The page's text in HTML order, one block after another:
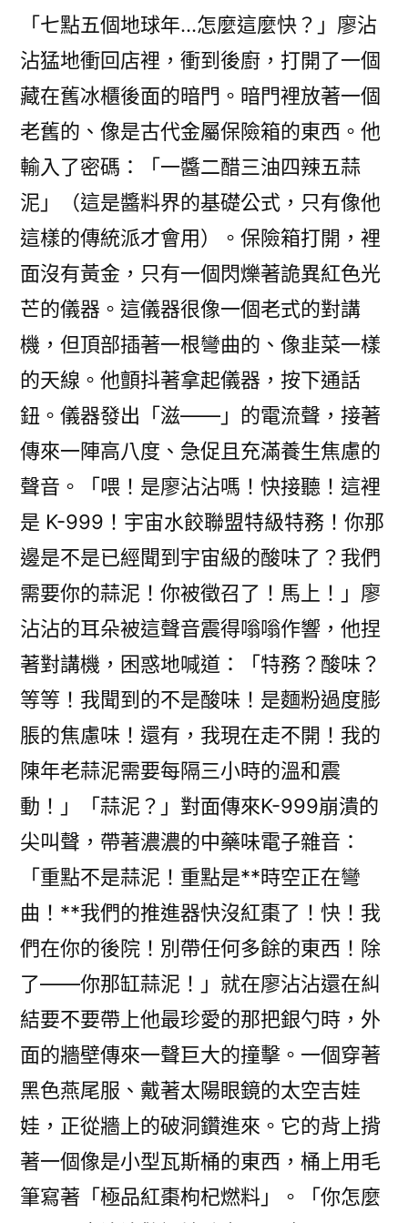
「七點五個地球年…怎麼這麼快？」廖沾
沾猛地衝回店裡，衝到後廚，打開了一個
藏在舊冰櫃後面的暗門。暗門裡放著一個
老舊的、像是古代金屬保險箱的東西。他
輸入了密碼：「一醬二醋三油四辣五蒜
泥」（這是醬料界的基礎公式，只有像他
這樣的傳統派才會用）。保險箱打開，裡
面沒有黃金，只有一個閃爍著詭異紅色光
芒的儀器。這儀器很像一個老式的對講
機，但頂部插著一根彎曲的、像韭菜一樣
的天線。他顫抖著拿起儀器，按下通話
鈕。儀器發出「滋——」的電流聲，接著
傳來一陣高八度、急促且充滿養生焦慮的
聲音。「喂！是廖沾沾嗎！快接聽！這裡
是 K-999！宇宙水餃聯盟特級特務！你那
邊是不是已經聞到宇宙級的酸味了？我們
需要你的蒜泥！你被徵召了！馬上！」廖
沾沾的耳朵被這聲音震得嗡嗡作響，他捏
著對講機，困惑地喊道：「特務？酸味？
等等！我聞到的不是酸味！是麵粉過度膨
脹的焦慮味！還有，我現在走不開！我的
陳年老蒜泥需要每隔三小時的溫和震
動！」「蒜泥？」對面傳來K-999崩潰的
尖叫聲，帶著濃濃的中藥味電子雜音：
「重點不是蒜泥！重點是**時空正在彎
曲！**我們的推進器快沒紅棗了！快！我
們在你的後院！別帶任何多餘的東西！除
了——你那缸蒜泥！」就在廖沾沾還在糾
結要不要帶上他最珍愛的那把銀勺時，外
面的牆壁傳來一聲巨大的撞擊。一個穿著
黑色燕尾服、戴著太陽眼鏡的太空吉娃
娃，正從牆上的破洞鑽進來。它的背上揹
著一個像是小型瓦斯桶的東西，桶上用毛
筆寫著「極品紅棗枸杞燃料」。「你怎麼